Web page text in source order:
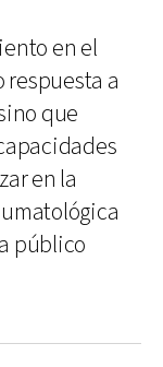
en el
respuesta a
que
en la
público